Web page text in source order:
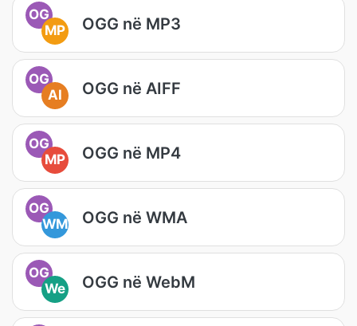
OG
MP
OGG në MP3
OG
AI
OGG në AIFF
OG
MP
OGG në MP4
OG
WM
OGG në WMA
OG
We
OGG në WebM